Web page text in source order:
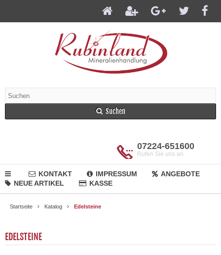
Suchen
07224-651600
Rufen Sie uns an
KONTAKT IMPRESSUM
ANGEBOTE
NEUE ARTIKEL
KASSE
Startseite Katalog Edelsteine
EDELSTEINE